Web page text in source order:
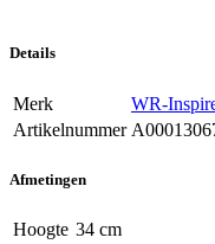
Details
Merk
WR-
Artikelnummer
Afmetingen
Hoogte 34 cm